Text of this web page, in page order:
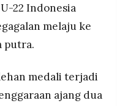
sepak bola putra SEA
Vietnam, Filipina,
gagal
selalu lolos
22 Indonesia
melaju ke
putra.
medali terjadi
ajang dua